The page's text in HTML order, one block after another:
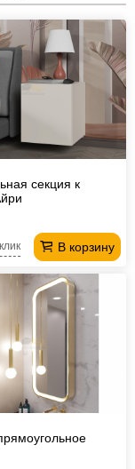
секция к
В корзину